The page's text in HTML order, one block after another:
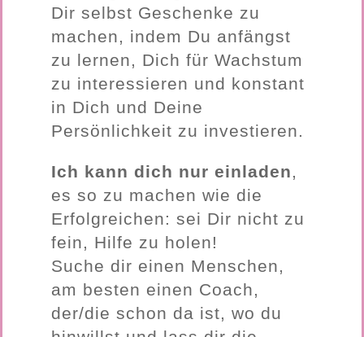
Dir selbst Geschenke zu
machen, indem Du anfängst
zu lernen, Dich für Wachstum
zu interessieren und konstant
in Dich und Deine
Persönlichkeit zu investieren.
Ich kann dich nur einladen,
es so zu machen wie die
Erfolgreichen: sei Dir nicht zu
fein, Hilfe zu holen!
Suche dir einen Menschen,
am besten einen Coach,
der/die schon da ist, wo du